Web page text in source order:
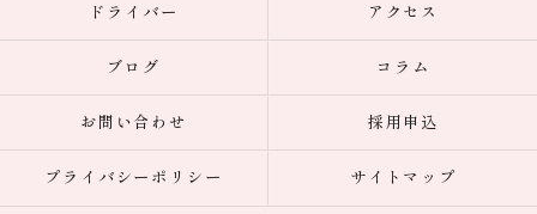
ドライバー アクセス
ブログ コラム
お問い合わせ 採用申込
プライバシーポリシー サイトマップ